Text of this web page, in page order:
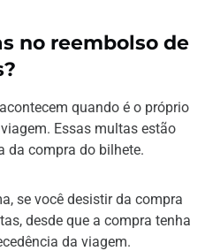
no reembolso de
quando é o próprio
Essas multas estão
da compra do bilhete.
se você desistir da compra
desde que a compra tenha
da viagem.